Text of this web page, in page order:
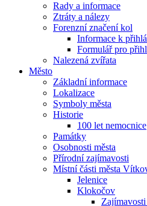
Rady a informace
Ztráty a nálezy
Forenzní značení kol
Informace k
Formulář pro
Nalezená zvířata
Město
Základní informace
Lokalizace
Symboly města
Historie
100 let nemocnice
Památky
Osobnosti města
Přírodní zajímavosti
Místní části města
Jelenice
Klokočov